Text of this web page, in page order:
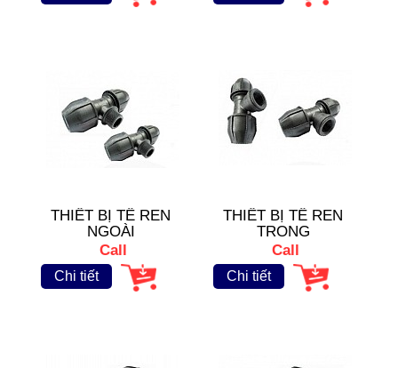
THIẾT BỊ TÊ REN
NGOÀI
Call
Chi tiết
THIẾT BỊ TÊ REN
TRONG
Call
Chi tiết